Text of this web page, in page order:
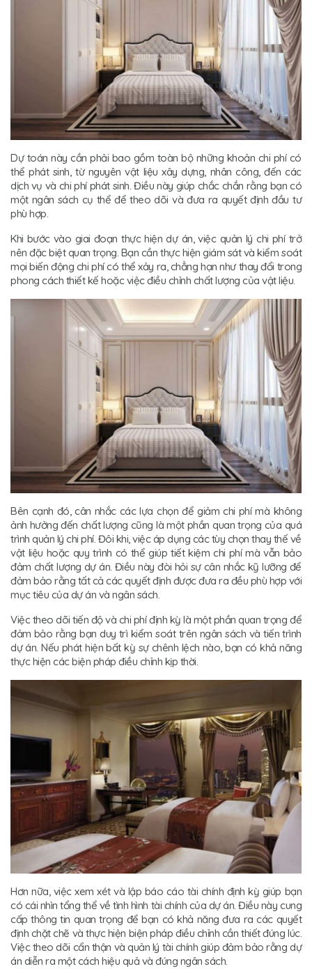
Dự toán này cần phải bao gồm toàn bộ những khoản chi phí có
thể phát sinh, từ nguyên vật liệu xây dựng, nhân công, đến các
dịch vụ và chi phí phát sinh. Điều này giúp chắc chắn rằng bạn có
một ngân sách cụ thể để theo dõi và đưa ra quyết định đầu tư
phù hợp.
Khi bước vào giai đoạn thực hiện dự án, việc quản lý chi phí trở
nên đặc biệt quan trọng. Bạn cần thực hiện giám sát và kiểm soát
mọi biến động chi phí có thể xảy ra, chẳng hạn như thay đổi trong
phong cách thiết kế hoặc việc điều chỉnh chất lượng của vật liệu.
Bên cạnh đó, cân nhắc các lựa chọn để giảm chi phí mà không
ảnh hưởng đến chất lượng cũng là một phần quan trọng của quá
trình quản lý chi phí. Đôi khi, việc áp dụng các tùy chọn thay thế về
vật liệu hoặc quy trình có thể giúp tiết kiệm chi phí mà vẫn bảo
đảm chất lượng dự án. Điều này đòi hỏi sự cân nhắc kỹ lưỡng để
đảm bảo rằng tất cả các quyết định được đưa ra đều phù hợp với
mục tiêu của dự án và ngân sách.
Việc theo dõi tiến độ và chi phí định kỳ là một phần quan trọng để
đảm bảo rằng bạn duy trì kiểm soát trên ngân sách và tiến trình
dự án. Nếu phát hiện bất kỳ sự chênh lệch nào, bạn có khả năng
thực hiện các biện pháp điều chỉnh kịp thời.
Hơn nữa, việc xem xét và lập báo cáo tài chính định kỳ giúp bạn
có cái nhìn tổng thể về tình hình tài chính của dự án. Điều này cung
cấp thông tin quan trọng để bạn có khả năng đưa ra các quyết
định chặt chẽ và thực hiện biện pháp điều chỉnh cần thiết đúng lúc.
Việc theo dõi cẩn thận và quản lý tài chính giúp đảm bảo rằng dự
án diễn ra một cách hiệu quả và đúng ngân sách.